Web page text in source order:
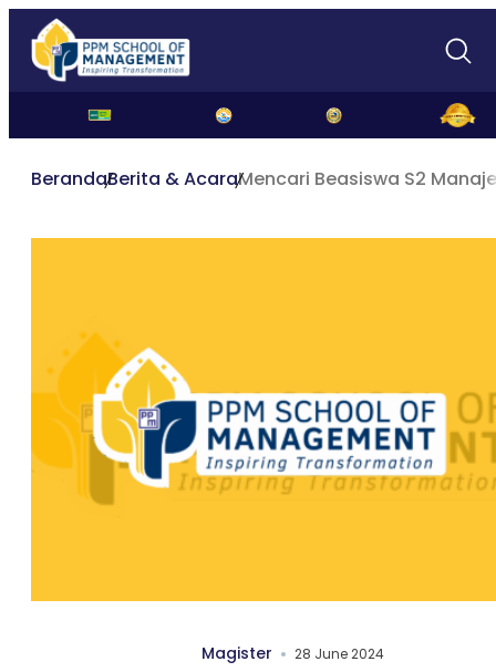
BerandaBerita & AcaraMencari Beasiswa S2
Magister 28 June 2024